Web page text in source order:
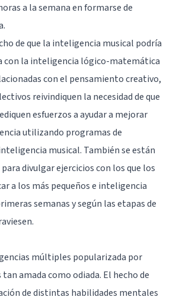
a la semana en formarse de
de que la inteligencia musical podría
con la inteligencia lógico-matemática
con el pensamiento creativo,
reivindiquen la necesidad de que
esfuerzos a ayudar a mejorar
utilizando programas de
musical. También se están
divulgar ejercicios con los que los
a los más pequeños e inteligencia
semanas y según las etapas de
múltiples popularizada por
amada como odiada. El hecho de
de distintas habilidades mentales